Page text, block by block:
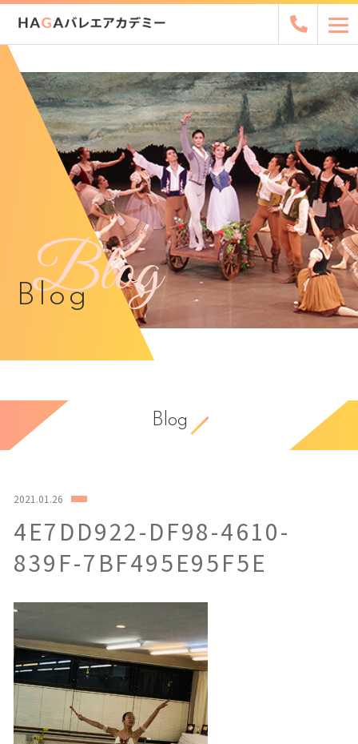
Blog
Blog
Blog
2021.01.26
4E7DD922-DF98-4610-
839F-7BF495E95F5E